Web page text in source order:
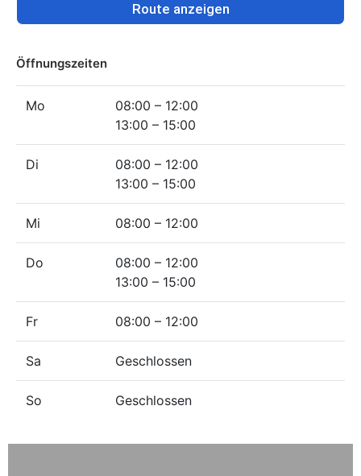
Route anzeigen
Öffnungszeiten
Mo
08:00 – 12:00
13:00 – 15:00
Di
08:00 – 12:00
13:00 – 15:00
Mi 08:00 – 12:00
Do
08:00 – 12:00
13:00 – 15:00
Fr 08:00 – 12:00
Sa Geschlossen
So Geschlossen